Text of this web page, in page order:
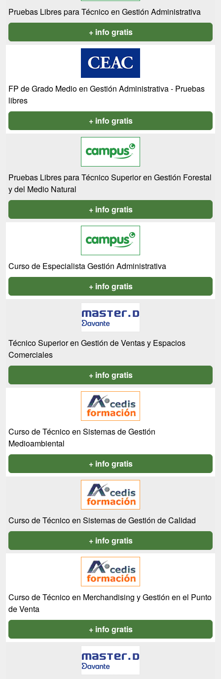
Pruebas Libres para Técnico en Gestión Administrativa
+ info gratis
FP de Grado Medio en Gestión Administrativa - Pruebas
libres
+ info gratis
Pruebas Libres para Técnico Superior en Gestión Forestal
y del Medio Natural
+ info gratis
Curso de Especialista Gestión Administrativa
+ info gratis
Técnico Superior en Gestión de Ventas y Espacios
Comerciales
+ info gratis
Curso de Técnico en Sistemas de Gestión
Medioambiental
+ info gratis
Curso de Técnico en Sistemas de Gestión de Calidad
+ info gratis
Curso de Técnico en Merchandising y Gestión en el Punto
de Venta
+ info gratis